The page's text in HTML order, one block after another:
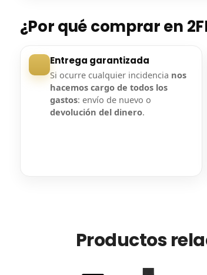
¿Por qué comprar en
Entrega garantizada
Si ocurre cualquier incidencia nos
hacemos cargo de todos los
gastos: envío de nuevo o
devolución del dinero.
Productos